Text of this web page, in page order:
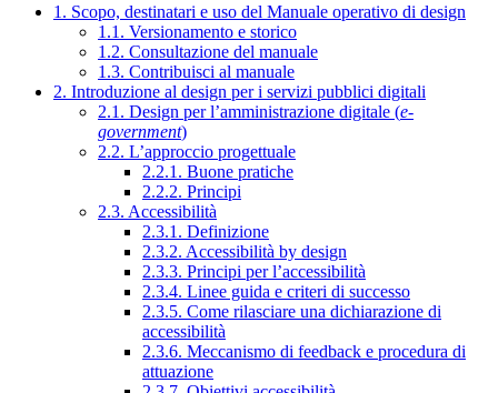
1. Scopo, destinatari e uso del Manuale operativo di design
1.1. Versionamento e storico
1.2. Consultazione del manuale
1.3. Contribuisci al manuale
2. Introduzione al design per i servizi pubblici digitali
2.1. Design per l’amministrazione digitale (e-
government)
2.2. L’approccio progettuale
2.2.1. Buone pratiche
2.2.2. Principi
2.3. Accessibilità
2.3.1. Definizione
2.3.2. Accessibilità by design
2.3.3. Principi per l’accessibilità
2.3.4. Linee guida e criteri di successo
2.3.5. Come rilasciare una dichiarazione di
accessibilità
2.3.6. Meccanismo di feedback e procedura di
attuazione